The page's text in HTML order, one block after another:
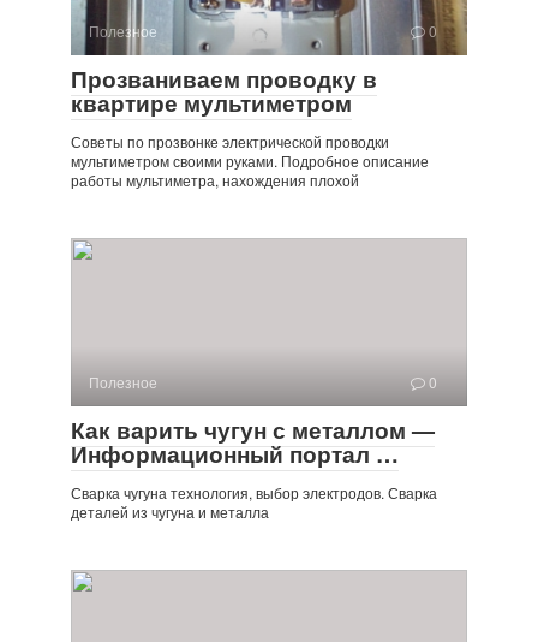
Полезное 0
Прозваниваем проводку в
квартире мультиметром
Советы по прозвонке электрической проводки
мультиметром своими руками. Подробное описание
работы мультиметра, нахождения плохой
Полезное 0
Как варить чугун с металлом —
Информационный портал …
Сварка чугуна технология, выбор электродов. Сварка
деталей из чугуна и металла